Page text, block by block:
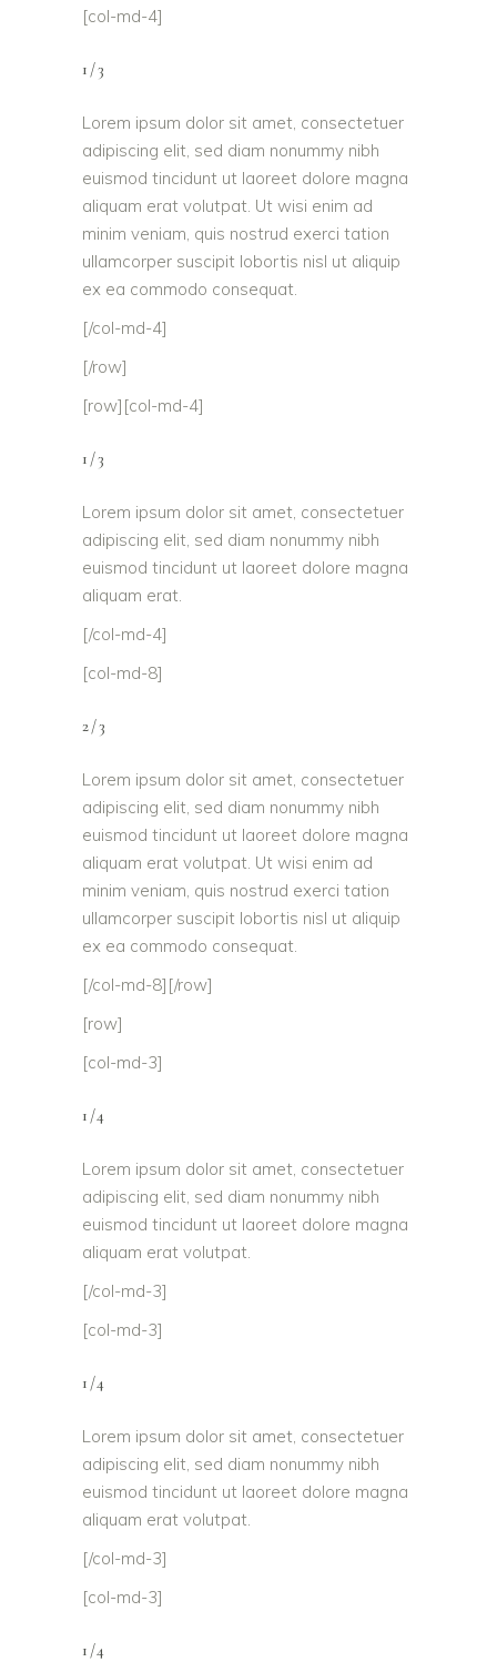
[col-md-4]
1/3
Lorem ipsum dolor sit amet, consectetuer
adipiscing elit, sed diam nonummy nibh
euismod tincidunt ut laoreet dolore magna
aliquam erat volutpat. Ut wisi enim ad
minim veniam, quis nostrud exerci tation
ullamcorper suscipit lobortis nisl ut aliquip
ex ea commodo consequat.
[/col-md-4]
[/row]
[row][col-md-4]
1/3
Lorem ipsum dolor sit amet, consectetuer
adipiscing elit, sed diam nonummy nibh
euismod tincidunt ut laoreet dolore magna
aliquam erat.
[/col-md-4]
[col-md-8]
2/3
Lorem ipsum dolor sit amet, consectetuer
adipiscing elit, sed diam nonummy nibh
euismod tincidunt ut laoreet dolore magna
aliquam erat volutpat. Ut wisi enim ad
minim veniam, quis nostrud exerci tation
ullamcorper suscipit lobortis nisl ut aliquip
ex ea commodo consequat.
[/col-md-8][/row]
[row]
[col-md-3]
1/4
Lorem ipsum dolor sit amet, consectetuer
adipiscing elit, sed diam nonummy nibh
euismod tincidunt ut laoreet dolore magna
aliquam erat volutpat.
[/col-md-3]
[col-md-3]
1/4
Lorem ipsum dolor sit amet, consectetuer
adipiscing elit, sed diam nonummy nibh
euismod tincidunt ut laoreet dolore magna
aliquam erat volutpat.
[/col-md-3]
[col-md-3]
1/4